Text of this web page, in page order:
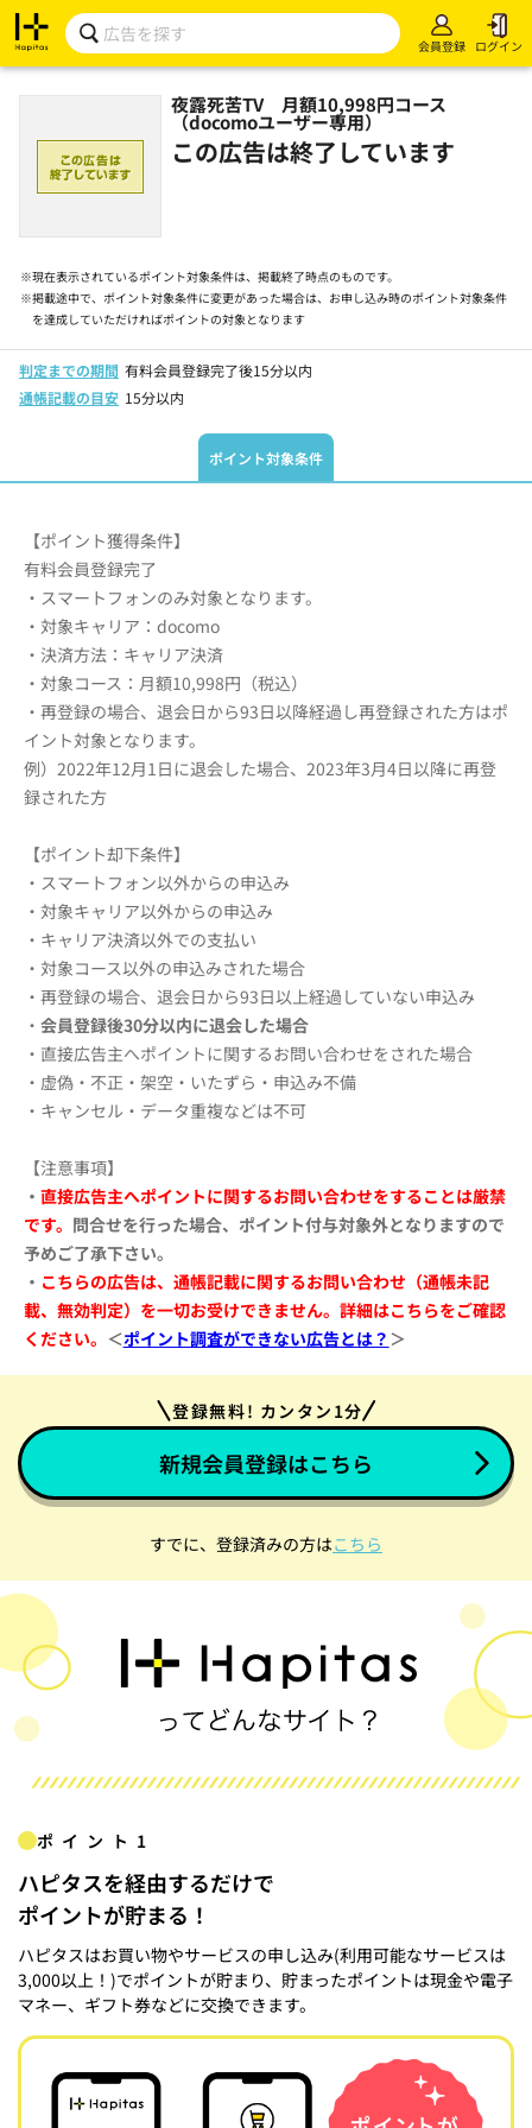
会員登録 ログイン
夜露死苦TV 月額10,998円コース
（docomoユーザー専用）
この広告は終了しています
※現在表示されているポイント対象条件は、掲載終了時点のものです。
※掲載途中で、ポイント対象条件に変更があった場合は、お申し込み時のポイント対象条件
を達成していただければポイントの対象となります
判定までの期間 有料会員登録完了後15分以内
通帳記載の目安 15分以内
ポイント対象条件
【ポイント獲得条件】
有料会員登録完了
・スマートフォンのみ対象となります。
・対象キャリア：docomo
・決済方法：キャリア決済
・対象コース：月額10,998円（税込）
・再登録の場合、退会日から93日以降経過し再登録された方はポ
イント対象となります。
例）2022年12月1日に退会した場合、2023年3月4日以降に再登
録された方
【ポイント却下条件】
・スマートフォン以外からの申込み
・対象キャリア以外からの申込み
・キャリア決済以外での支払い
・対象コース以外の申込みされた場合
・再登録の場合、退会日から93日以上経過していない申込み
・ 会員登録後30分以内に退会した場合
・直接広告主へポイントに関するお問い合わせをされた場合
・虚偽・不正・架空・いたずら・申込み不備
・キャンセル・データ重複などは不可
【注意事項】
・ 直接広告主へポイントに関するお問い合わせをすることは厳禁
です。 問合せを行った場合、ポイント付与対象外となりますので
予めご了承下さい。
・ こちらの広告は、通帳記載に関するお問い合わせ（通帳未記
載、無効判定）を一切お受けできません。 詳細はこちらをご確認
ください。 ＜ポイント調査ができない広告とは？ ＞
登録無料! カンタン1分
新規会員登録はこちら
すでに、登録済みの方はこちら
ポイント1
ハピタスを経由するだけで
ポイントが貯まる！
ハピタスはお買い物やサービスの申し込み(利用可能なサービスは
3,000以上！)でポイントが貯まり、貯まったポイントは現金や電子
マネー、ギフト券などに交換できます。